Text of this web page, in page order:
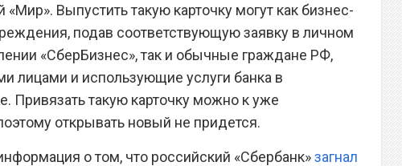
«Мир». Выпустить такую карточку могут как бизнес-
подав соответствующую заявку в личном
«СберБизнес», так и обычные граждане РФ,
лицами и использующие услуги банка в
Привязать такую карточку можно к уже
открывать новый не придется.
о том, что российский «Сбербанк»загнал